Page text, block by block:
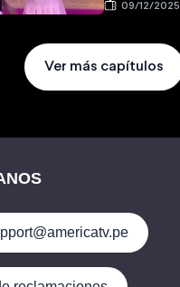
09/12/2025
Ver más capítulos